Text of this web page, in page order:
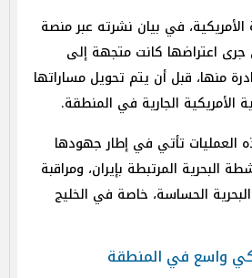
الأمريكية، في بيان نشرته عبر منصة
اعتراضها كانت متجهة إلى
منها، قبل أن يتم تحويل مساراتها
الأمريكية الجارية في المنطقة.
العمليات تأتي في إطار جهودها
البحرية المرتبطة بإيران، ومراقبة
الحساسة، خاصة في الخليج
واسع في المنطقة